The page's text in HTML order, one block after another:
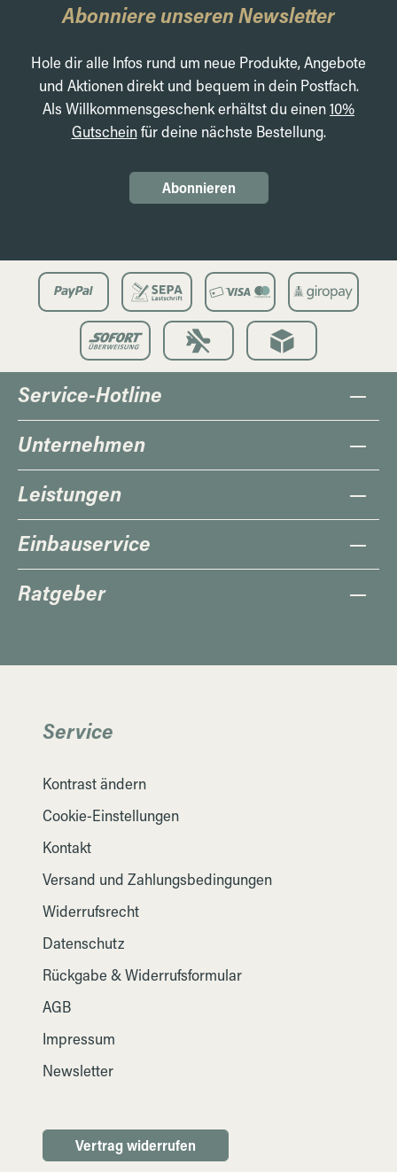
Abonniere unseren Newsletter
Hole dir alle Infos rund um neue Produkte, Angebote
und Aktionen direkt und bequem in dein Postfach.
Als Willkommensgeschenk erhältst du einen10%
Gutscheinfür deine nächste Bestellung.
Abonnieren
Service-Hotline
Unternehmen
Leistungen
Einbauservice
Ratgeber
Service
Kontrast ändern
Cookie-Einstellungen
Kontakt
Versand und Zahlungsbedingungen
Widerrufsrecht
Datenschutz
Rückgabe & Widerrufsformular
AGB
Impressum
Newsletter
Vertrag widerrufen